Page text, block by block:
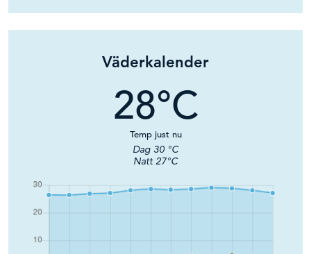
Väderkalender
28°C
Temp just nu
Dag 30 °C
Natt27°C